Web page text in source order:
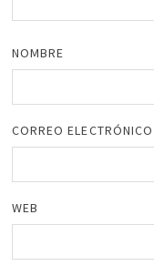
NOMBRE
CORREO ELECTRÓNICO
WEB